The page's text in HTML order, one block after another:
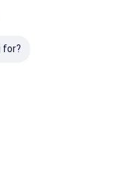
for?